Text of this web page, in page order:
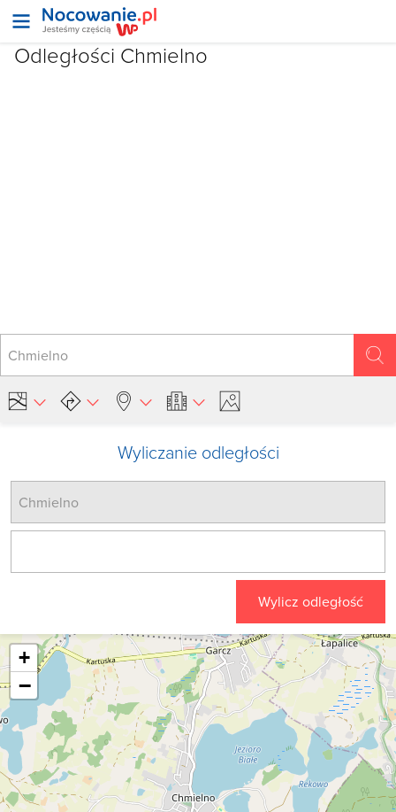
Odległości Chmielno
Wyliczanie odległości
Wylicz odległość
+
−